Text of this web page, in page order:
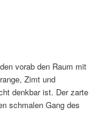
vorab den Raum mit
Zimt und
denkbar ist. Der zarte
schmalen Gang des